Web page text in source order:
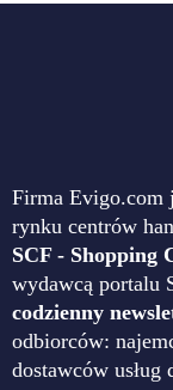
Firma Evigo.com
rynku centrów
SCF - Shopping
wydawcą portalu
codzienny
odbiorców:
dostawców